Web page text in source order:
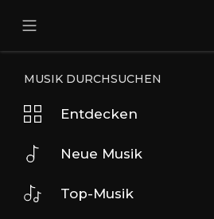
MUSIK DURCHSUCHEN
Entdecken
Neue Musik
Top-Musik